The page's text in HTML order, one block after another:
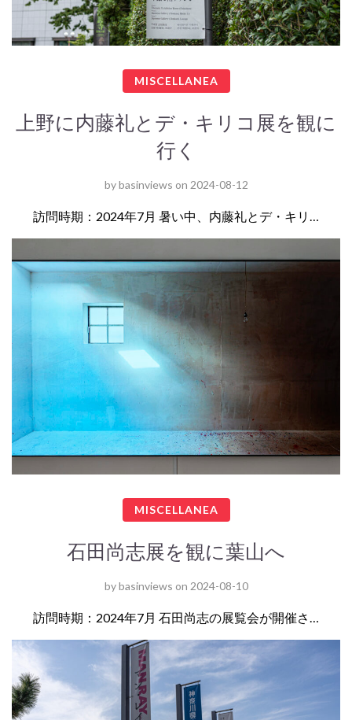
MISCELLANEA
上野に内藤礼とデ・キリコ展を観に
行く
bybasinviews on 2024-08-12
訪問時期：2024年7月 暑い中、内藤礼とデ・キリ…
MISCELLANEA
石田尚志展を観に葉山へ
bybasinviews on 2024-08-10
訪問時期：2024年7月 石田尚志の展覧会が開催さ…